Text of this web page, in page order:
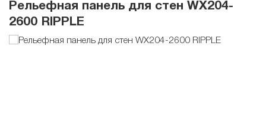
Рельефная панель для стен WX204-
2600 RIPPLE